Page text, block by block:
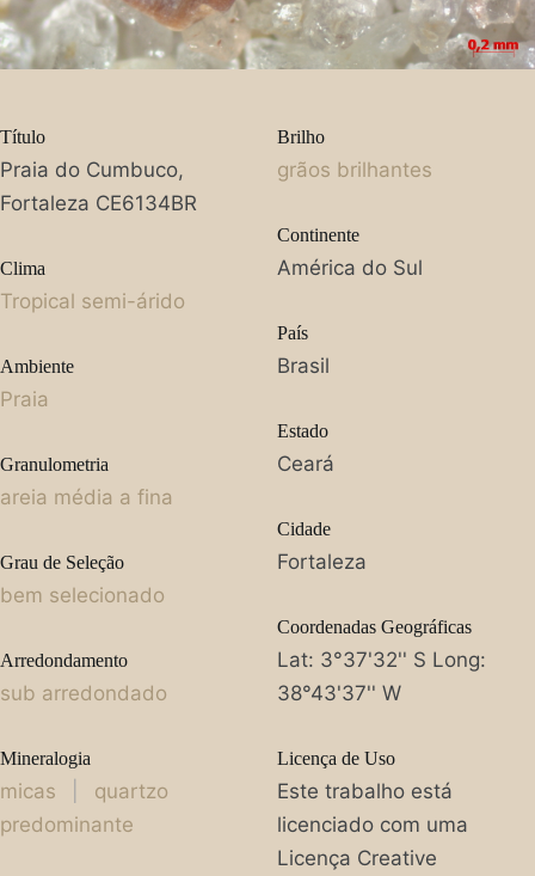
Título
Praia do Cumbuco,
Fortaleza CE6134BR
Clima
Tropical semi-árido
Ambiente
Praia
Granulometria
areia média a fina
Grau de Seleção
bem selecionado
Arredondamento
sub arredondado
Mineralogia
micas
quartzo
predominante
Brilho
grãos brilhantes
Continente
América do Sul
País
Brasil
Estado
Ceará
Cidade
Fortaleza
Coordenadas Geográficas
Lat: 3°37'32'' S Long:
38°43'37'' W
Licença de Uso
Este trabalho está
licenciado com uma
Licença Creative